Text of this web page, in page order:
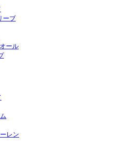
ーブ
ール
レン